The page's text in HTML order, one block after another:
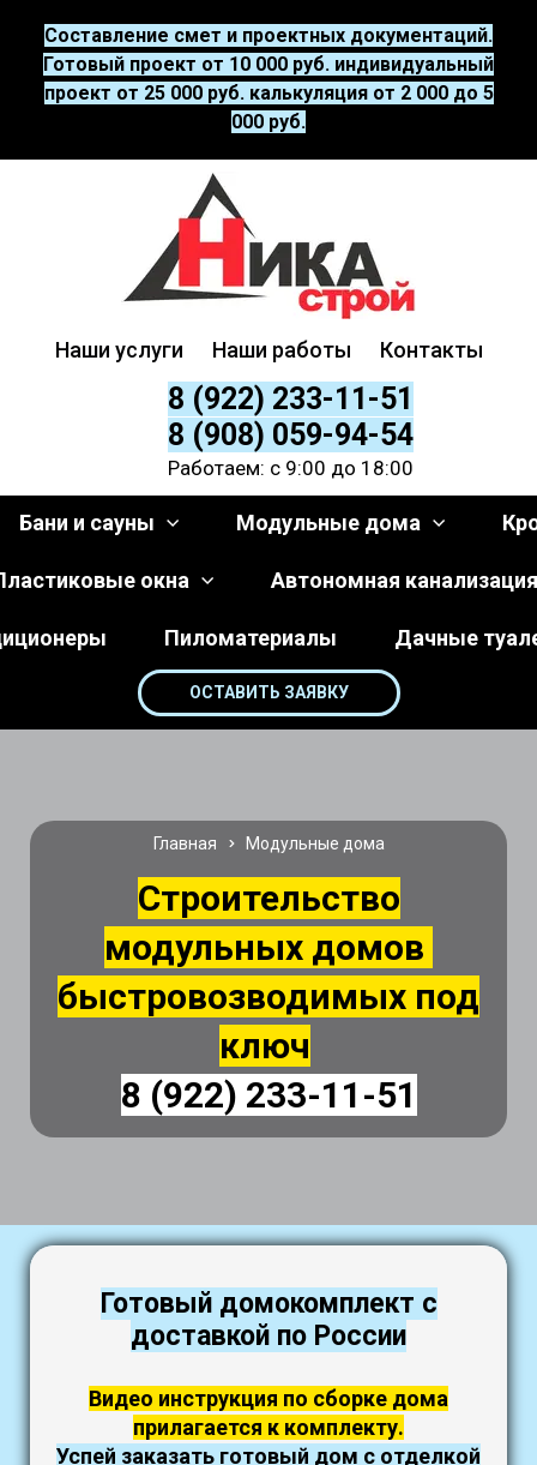
Составление смет и проектных документаций.
Готовый проект от 10 000 руб. индивидуальный
проект от 25 000 руб. калькуляция от 2 000 до 5
000 руб.
Наши услуги Наши работы Контакты
8 (922) 233-11-51
8 (908) 059-94-54
Работаем: с 9:00 до 18:00
Бани и сауны Модульные дома
окна Автономная канализация
Пиломатериалы Дачные
ОСТАВИТЬ ЗАЯВКУ
Главная Модульные дома
Строительство
модульных домов
быстровозводимых под
ключ
8 (922) 233-11-51
Готовый домокомплект с
доставкой по России
Видео инструкция по сборке дома
прилагается к комплекту.
Успей заказать готовый дом с отделкой